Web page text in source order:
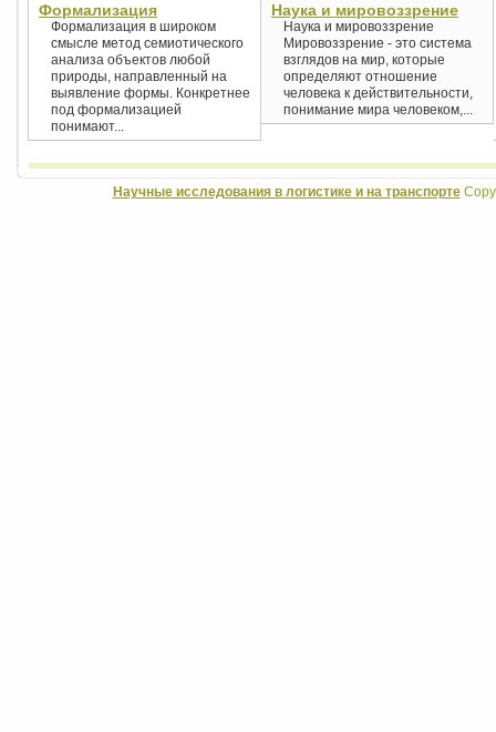
Формализация
Формализация в широком
смысле метод семиотического
анализа объектов любой
природы, направленный на
выявление формы. Конкретнее
под формализацией
понимают...
Наука и мировоззрение
Наука и мировоззрение
Мировоззрение - это система
взглядов на мир, которые
определяют отношение
человека к действительности,
понимание мира человеком,...
Научные исследования в логистике и на транспорте